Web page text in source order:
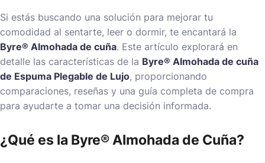
Si estás buscando una solución para mejorar tu
comodidad al sentarte, leer o dormir, te encantará la
Byre® Almohada de cuña. Este artículo explorará en
detalle las características de la Byre® Almohada de cuña
de Espuma Plegable de Lujo, proporcionando
comparaciones, reseñas y una guía completa de compra
para ayudarte a tomar una decisión informada.
¿Qué es la Byre® Almohada de Cuña?